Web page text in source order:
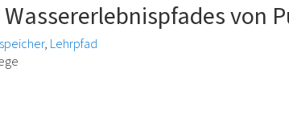
von
Lehrpfad